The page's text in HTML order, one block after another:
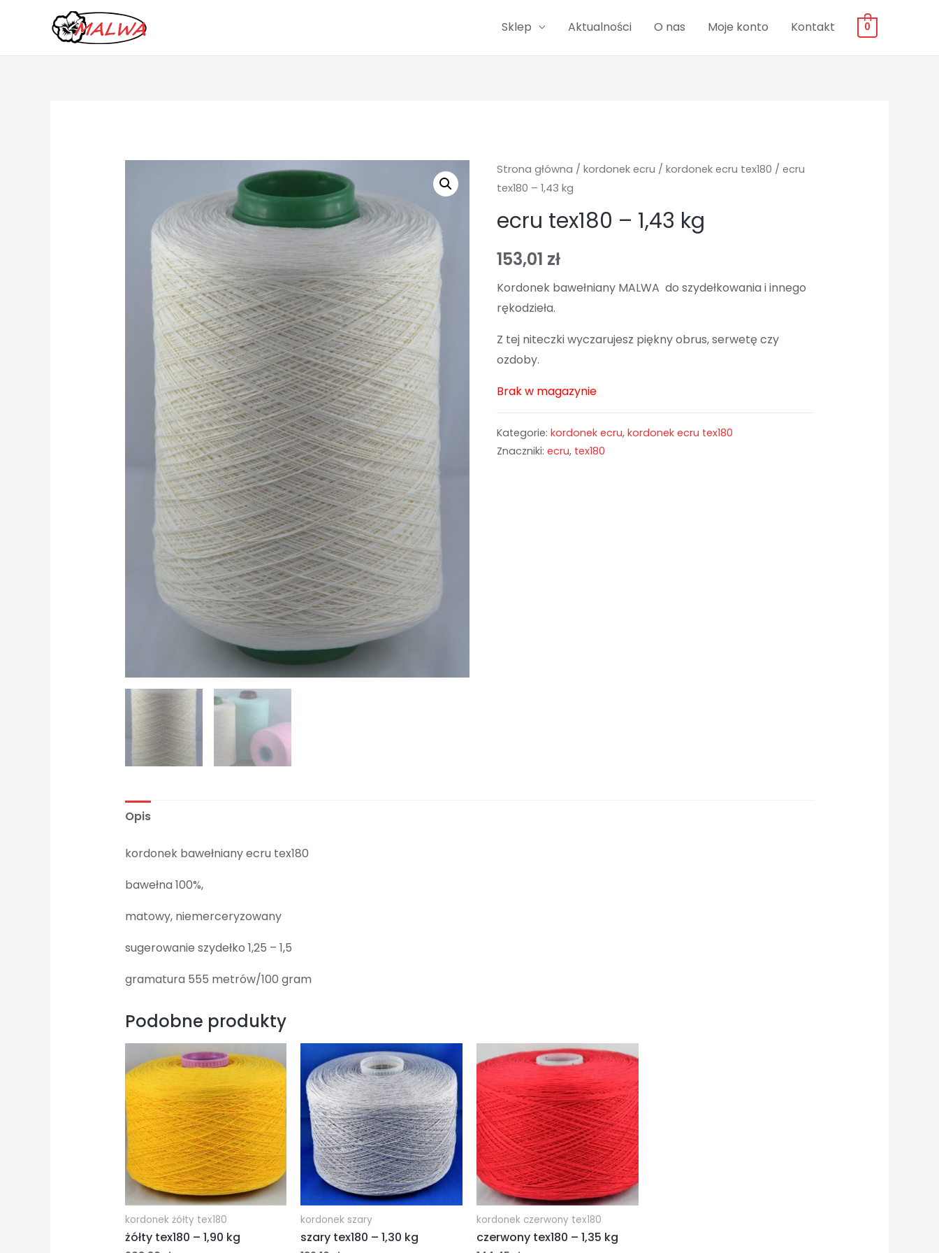
Sklep Aktualności O nas Moje konto Kontakt 0
Strona główna /kordonek ecru /kordonek ecru tex180 / ecru
tex180 – 1,43 kg
ecru tex180 – 1,43 kg
153,01 zł
Kordonek bawełniany MALWA do szydełkowania i innego
rękodzieła.
Z tej niteczki wyczarujesz piękny obrus, serwetę czy
ozdoby.
Brak w magazynie
Kategorie:kordonek ecru,kordonek ecru tex180
Znaczniki:ecru, tex180
Opis
kordonek bawełniany ecru tex180
bawełna 100%,
matowy, niemerceryzowany
sugerowanie szydełko 1,25 – 1,5
gramatura 555 metrów/100 gram
Podobne produkty
kordonek żółty tex180
żółty tex180 – 1,90 kg
kordonek szary
szary tex180 – 1,30 kg
kordonek czerwony tex180
czerwony tex180 – 1,35 kg